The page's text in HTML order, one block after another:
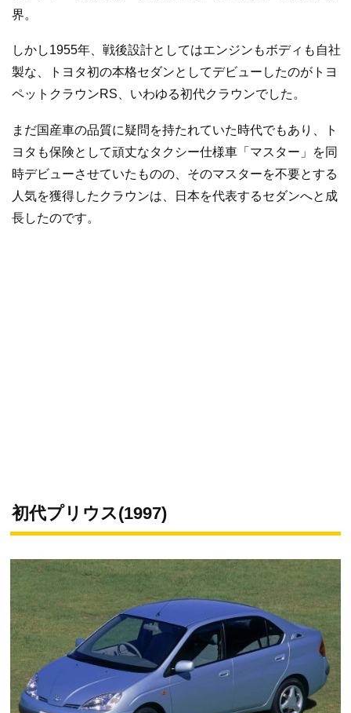
界。
しかし1955年、戦後設計としてはエンジンもボディも自社
製な、トヨタ初の本格セダンとしてデビューしたのがトヨ
ペットクラウンRS、いわゆる初代クラウンでした。
まだ国産車の品質に疑問を持たれていた時代でもあり、ト
ヨタも保険として頑丈なタクシー仕様車「マスター」を同
時デビューさせていたものの、そのマスターを不要とする
人気を獲得したクラウンは、日本を代表するセダンへと成
長したのです。
初代プリウス(1997)